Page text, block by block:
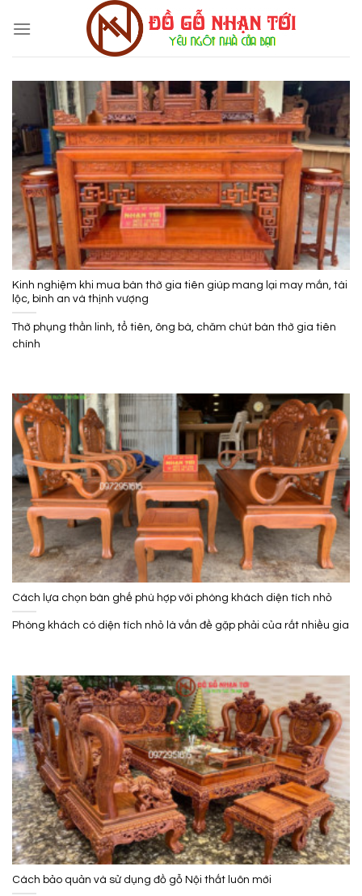
Kinh nghiệm khi mua bàn thờ gia tiên giúp mang lại may mắn, tài
lộc, bình an và thịnh vượng
Thờ phụng thần linh, tổ tiên, ông bà, chăm chút bàn thờ gia tiên
chính
Cách lựa chọn bàn ghế phù hợp với phòng khách diện tích nhỏ
Phòng khách có diện tích nhỏ là vấn đề gặp phải của rất nhiều gia
Cách bảo quản và sử dụng đồ gỗ Nội thất luôn mới